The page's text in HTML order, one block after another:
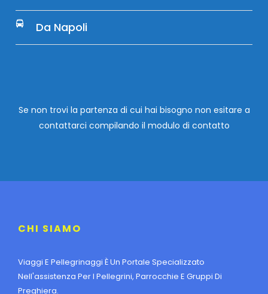
Da Napoli
Se non trovi la partenza di cui hai bisogno non esitare a
contattarci compilando il modulo di contatto
CHI SIAMO
Viaggi E Pellegrinaggi È Un Portale Specializzato
Nell'assistenza Per I Pellegrini, Parrocchie E Gruppi Di
Preghiera.